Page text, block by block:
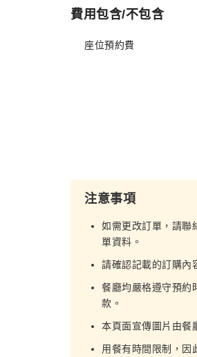
費用包含/不包含
座位預約費
注意事項
如需更改訂單，請聯
單資料。
請確認記載的訂購內
餐廳均嚴格遵守預約
款。
本頁面宣傳圖片由餐
用餐有時間限制，因